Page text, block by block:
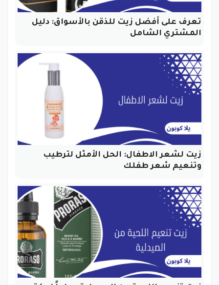
تعرف على أفضل زيت للذقن بالأسواق: دليل
المشتري الشامل
زيت لشعر الاطفال: الحل الأمثل لترطيب
وتنعيم شعر طفلك